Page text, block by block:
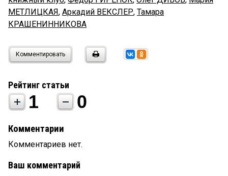
МЕТЛИЦКАЯ, Аркадий ВЕКСЛЕР, Тамара
КРАШЕНИННИКОВА
Комментировать
Рейтинг статьи
1 0
Комментарии
Комментариев нет.
Ваш комментарий